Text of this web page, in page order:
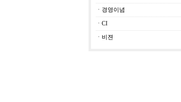
ㆍ 경영이념
ㆍ CI
ㆍ 비젼